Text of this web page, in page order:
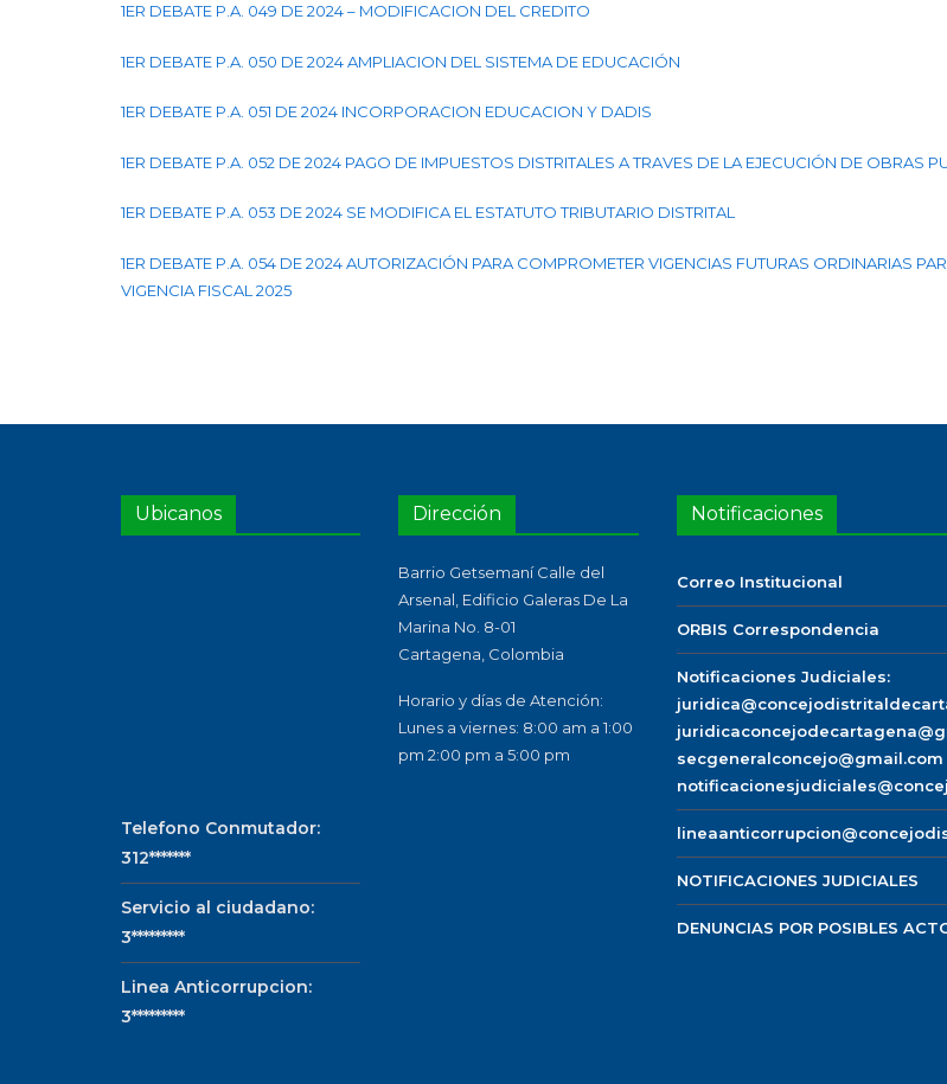
1ER DEBATE P.A. 049 DE 2024 – MODIFICACION DEL CREDITO
1ER DEBATE P.A. 050 DE 2024 AMPLIACION DEL SISTEMA DE EDUCACIÓN
1ER DEBATE P.A. 051 DE 2024 INCORPORACION EDUCACION Y DADIS
1ER DEBATE P.A. 052 DE 2024 PAGO DE IMPUESTOS DISTRITALES A TRAVES DE LA EJECUCIÓN DE OBRAS
1ER DEBATE P.A. 053 DE 2024 SE MODIFICA EL ESTATUTO TRIBUTARIO DISTRITAL
1ER DEBATE P.A. 054 DE 2024 AUTORIZACIÓN PARA COMPROMETER VIGENCIAS FUTURAS ORDINARIAS
VIGENCIA FISCAL 2025
Ubicanos
Telefono Conmutador:
312*******
Servicio al ciudadano:
3*********
Linea Anticorrupcion:
3*********
Dirección
Barrio Getsemaní Calle del
Arsenal, Edificio Galeras De La
Marina No. 8-01
Cartagena, Colombia
Horario y días de Atención:
Lunes a viernes: 8:00 am a 1:00
pm 2:00 pm a 5:00 pm
Notificaciones
Correo Institucional
ORBIS Correspondencia
Notificaciones Judiciales:
secgeneralconcejo@gmail.com
NOTIFICACIONES JUDICIALES
DENUNCIAS POR POSIBLES